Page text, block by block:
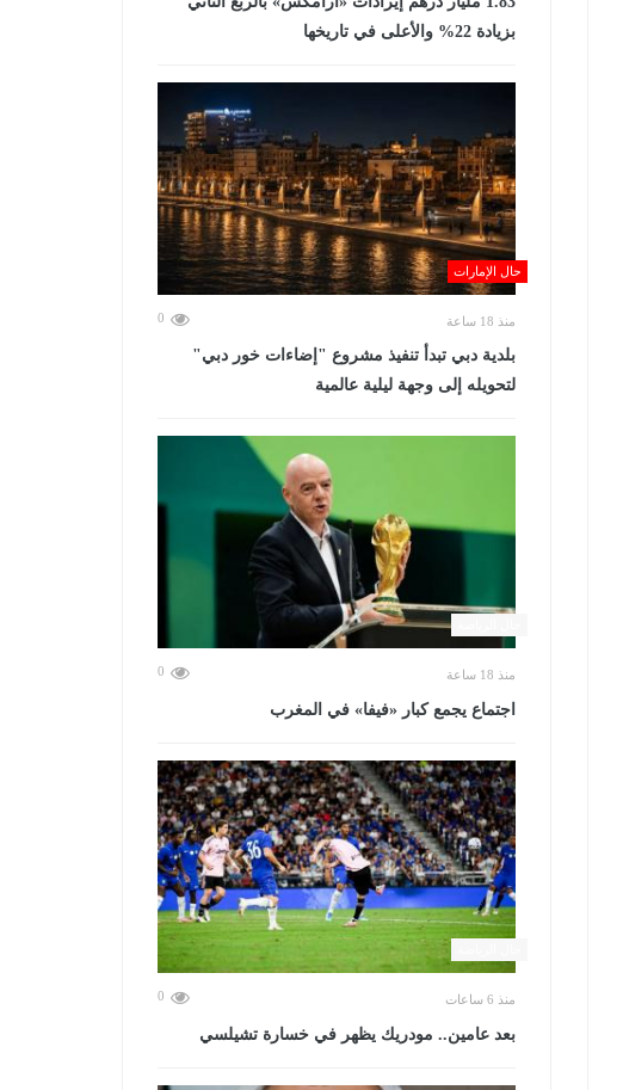
بزيادة 22% والأعلى في تاريخها
حال الإمارات
منذ 18 ساعة 0
بلدية دبي تبدأ تنفيذ مشروع "إضاءات خور دبي"
لتحويله إلى وجهة ليلية عالمية
منذ 18 ساعة 0
اجتماع يجمع كبار «فيفا» في المغرب
منذ 6 ساعات 0
بعد عامين.. مودريك يظهر في خسارة تشيلسي